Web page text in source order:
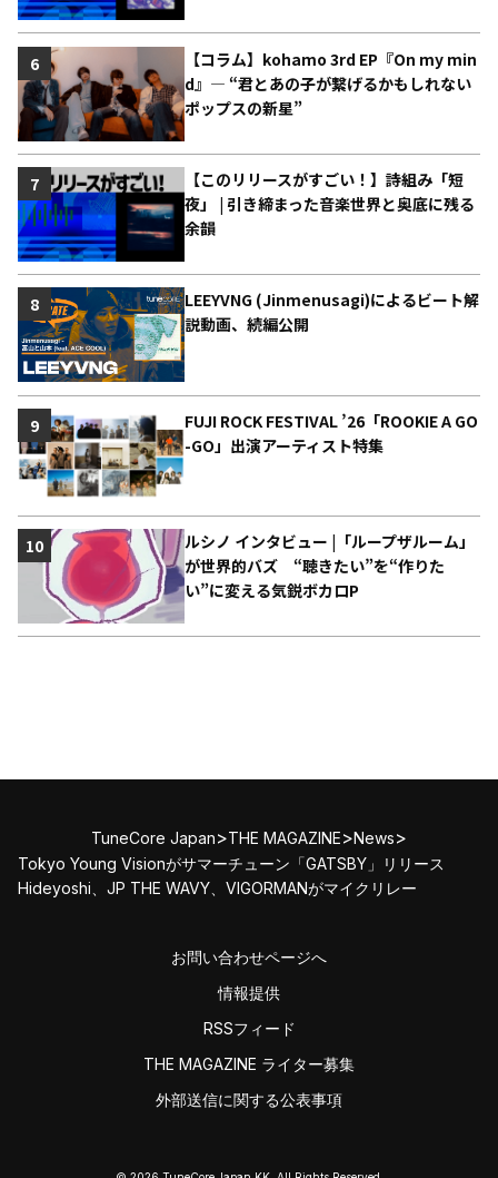
【コラム】kohamo 3rd EP『On my min
d』― “君とあの子が繋げるかもしれない
ポップスの新星”
6
【このリリースがすごい！】詩組み「短
夜」 | 引き締まった音楽世界と奥底に残る
余韻
7
LEEYVNG (Jinmenusagi)によるビート解
説動画、続編公開
8
FUJI ROCK FESTIVAL ’26「ROOKIE A GO
-GO」出演アーティスト特集
9
ルシノ インタビュー |「ループザルーム」
が世界的バズ “聴きたい”を“作りた
い”に変える気鋭ボカロP
10
TuneCore Japan>THE MAGAZINE>News>
Tokyo Young Visionがサマーチューン「GATSBY」リリース
Hideyoshi、JP THE WAVY、VIGORMANがマイクリレー
お問い合わせページへ
情報提供
RSSフィード
THE MAGAZINE ライター募集
外部送信に関する公表事項